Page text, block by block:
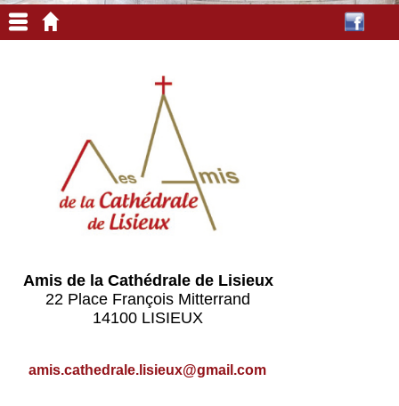
Amis de la Cathédrale de Lisieux
22 Place François Mitterrand
14100 LISIEUX
amis.cathedrale.lisieux@gmail.com